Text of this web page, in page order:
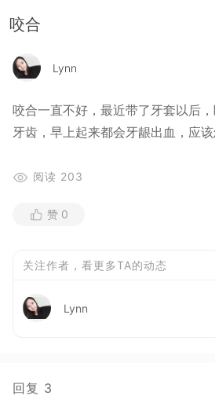
咬合
Lynn
咬合一直不好，最近带了牙套以后
牙齿，早上起来都会牙龈出血，应
阅读 203
赞 0
关注作者，看更多TA的动态
Lynn
回复 3